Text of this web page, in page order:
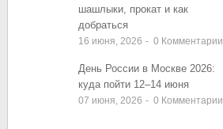
шашлыки, прокат и как
добраться
16 июня, 2026 - 0 Комментарии
День России в Москве 2026:
куда пойти 12–14 июня
07 июня, 2026 - 0 Комментарии